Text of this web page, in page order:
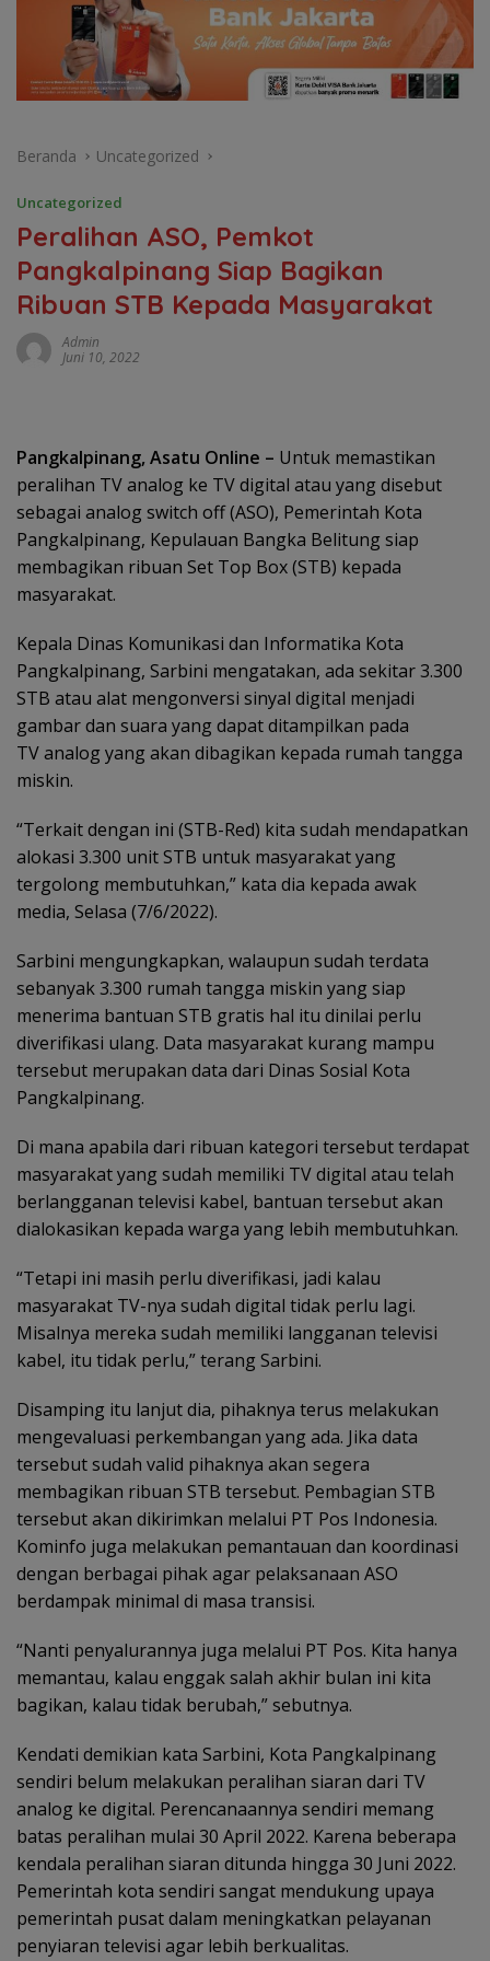
Beranda Uncategorized
Uncategorized
Peralihan ASO, Pemkot
Pangkalpinang Siap Bagikan
Ribuan STB Kepada Masyarakat
Admin
Juni 10, 2022
Pangkalpinang, Asatu Online – Untuk memastikan
peralihan TV analog ke TV digital atau yang disebut
sebagai analog switch off (ASO), Pemerintah Kota
Pangkalpinang, Kepulauan Bangka Belitung siap
membagikan ribuan Set Top Box (STB) kepada
masyarakat.
Kepala Dinas Komunikasi dan Informatika Kota
Pangkalpinang, Sarbini mengatakan, ada sekitar 3.300
STB atau alat mengonversi sinyal digital menjadi
gambar dan suara yang dapat ditampilkan pada
TV analog yang akan dibagikan kepada rumah tangga
miskin.
“Terkait dengan ini (STB-Red) kita sudah mendapatkan
alokasi 3.300 unit STB untuk masyarakat yang
tergolong membutuhkan,” kata dia kepada awak
media, Selasa (7/6/2022).
Sarbini mengungkapkan, walaupun sudah terdata
sebanyak 3.300 rumah tangga miskin yang siap
menerima bantuan STB gratis hal itu dinilai perlu
diverifikasi ulang. Data masyarakat kurang mampu
tersebut merupakan data dari Dinas Sosial Kota
Pangkalpinang.
Di mana apabila dari ribuan kategori tersebut terdapat
masyarakat yang sudah memiliki TV digital atau telah
berlangganan televisi kabel, bantuan tersebut akan
dialokasikan kepada warga yang lebih membutuhkan.
“Tetapi ini masih perlu diverifikasi, jadi kalau
masyarakat TV-nya sudah digital tidak perlu lagi.
Misalnya mereka sudah memiliki langganan televisi
kabel, itu tidak perlu,” terang Sarbini.
Disamping itu lanjut dia, pihaknya terus melakukan
mengevaluasi perkembangan yang ada. Jika data
tersebut sudah valid pihaknya akan segera
membagikan ribuan STB tersebut. Pembagian STB
tersebut akan dikirimkan melalui PT Pos Indonesia.
Kominfo juga melakukan pemantauan dan koordinasi
dengan berbagai pihak agar pelaksanaan ASO
berdampak minimal di masa transisi.
“Nanti penyalurannya juga melalui PT Pos. Kita hanya
memantau, kalau enggak salah akhir bulan ini kita
bagikan, kalau tidak berubah,” sebutnya.
Kendati demikian kata Sarbini, Kota Pangkalpinang
sendiri belum melakukan peralihan siaran dari TV
analog ke digital. Perencanaannya sendiri memang
batas peralihan mulai 30 April 2022. Karena beberapa
kendala peralihan siaran ditunda hingga 30 Juni 2022.
Pemerintah kota sendiri sangat mendukung upaya
pemerintah pusat dalam meningkatkan pelayanan
penyiaran televisi agar lebih berkualitas.